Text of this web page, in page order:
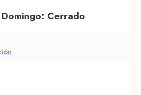
Domingo: Cerrado